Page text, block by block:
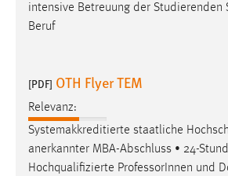
intensive Betreuung der Studierenden
Beruf
[PDF] OTH Flyer TEM
Relevanz:
Systemakkreditierte staatliche
anerkannter MBA-Abschluss • 24-
Hochqualifizierte ProfessorInnen und